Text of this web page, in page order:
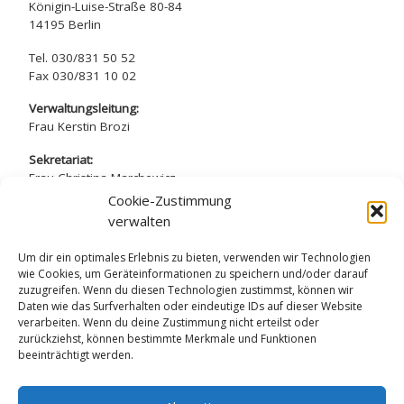
Cookie-Zustimmung
verwalten
Um dir ein optimales Erlebnis zu bieten, verwenden wir Technologien
wie Cookies, um Geräteinformationen zu speichern und/oder darauf
zuzugreifen. Wenn du diesen Technologien zustimmst, können wir
Daten wie das Surfverhalten oder eindeutige IDs auf dieser Website
verarbeiten. Wenn du deine Zustimmung nicht erteilst oder
zurückziehst, können bestimmte Merkmale und Funktionen
beeinträchtigt werden.
Königin-Luise-Straße 80-84
14195 Berlin
Tel. 030/831 50 52
Fax 030/831 10 02
Verwaltungsleitung:
Frau Kerstin Brozi
Sekretariat:
Frau Christina Marchewicz
Frau Nadine Simros
sekretariat@arndt-gymnasium.de
Datenschutzerklärung
Impressum